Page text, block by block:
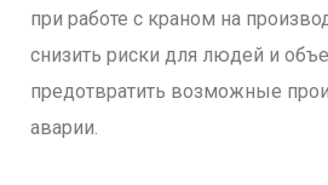
при работе с краном на
снизить риски для людей и
предотвратить возможные
аварии.